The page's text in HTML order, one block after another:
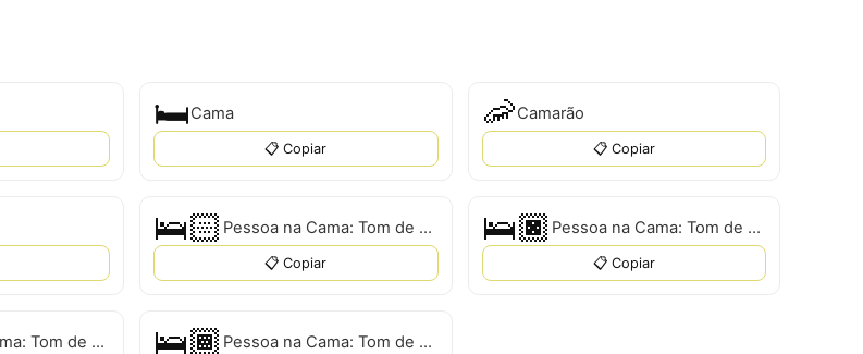
🛏Cama
📋 Copiar
🦐Camarão
📋 Copiar
🛌🏻 Pessoa na Cama: Tom de Pele Claro
📋 Copiar
🛌🏿 Pessoa na Cama: Tom de Pele Escuro
📋 Copiar
Pessoa na Cama: Tom de Pele Médio-Claro 🛌🏾 Pessoa na Cama: Tom de Pele Médio-Escuro